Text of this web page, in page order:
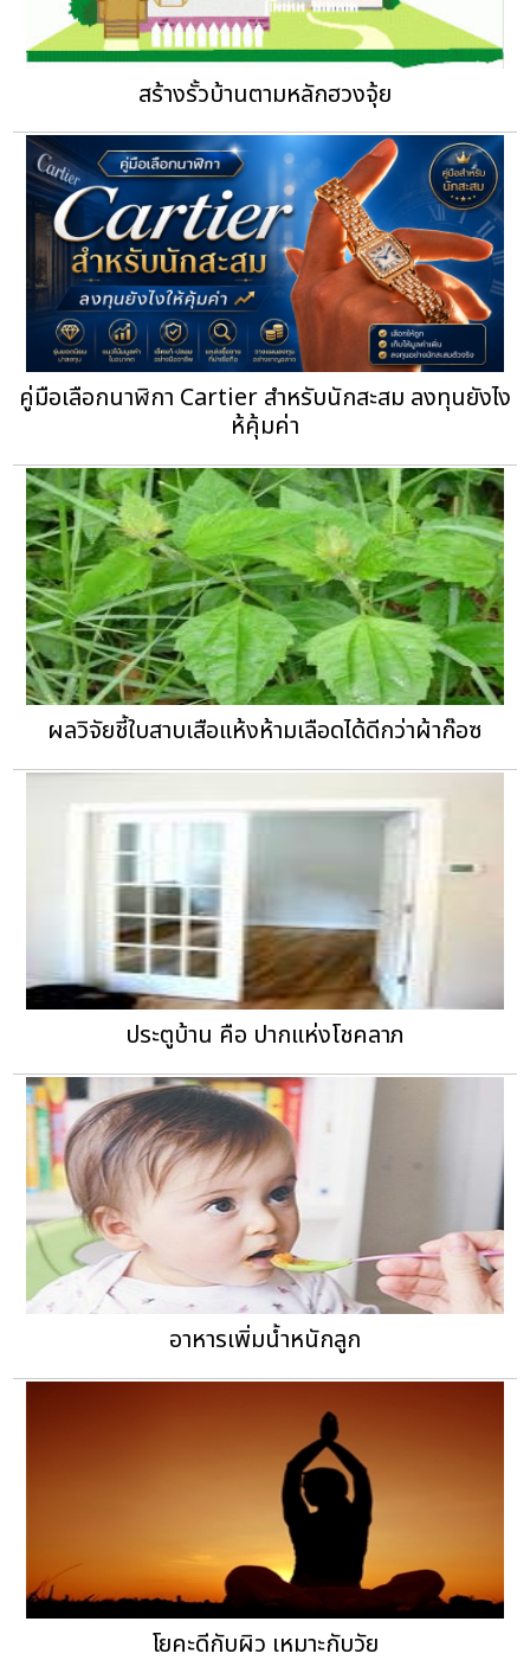
สร้างรั้วบ้านตามหลักฮวงจุ้ย
คู่มือเลือกนาฬิกา Cartier สำหรับนักสะสม ลงทุนยังไง
ห้คุ้มค่า
ผลวิจัยชี้ใบสาบเสือแห้งห้ามเลือดได้ดีกว่าผ้าก๊อซ
ประตูบ้าน คือ ปากแห่งโชคลาภ
อาหารเพิ่มน้ำหนักลูก
โยคะดีกับผิว เหมาะกับวัย